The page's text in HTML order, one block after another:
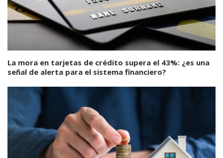
La mora en tarjetas de crédito supera el 43%: ¿es una
señal de alerta para el sistema financiero?